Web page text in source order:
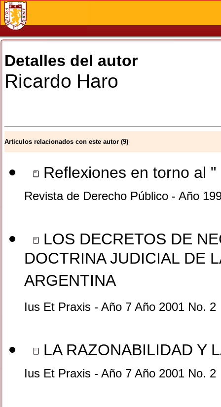
Detalles del autor
Ricardo Haro
Articulos relacionados con este autor (9)
Reflexiones en torno al
Revista de Derecho Público - Año
LOS DECRETOS DE
DOCTRINA JUDICIAL DE
ARGENTINA
Ius Et Praxis - Año 7 Año 2001 No. 2
LA RAZONABILIDAD Y
Ius Et Praxis - Año 7 Año 2001 No. 2